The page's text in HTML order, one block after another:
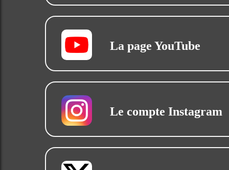
La page YouTube
Le compte Instagram